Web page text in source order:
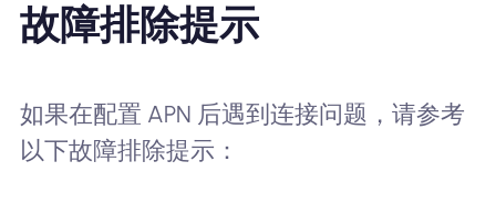
故障排除提示
如果在配置 APN 后遇到连接问题，请参考
以下故障排除提示：